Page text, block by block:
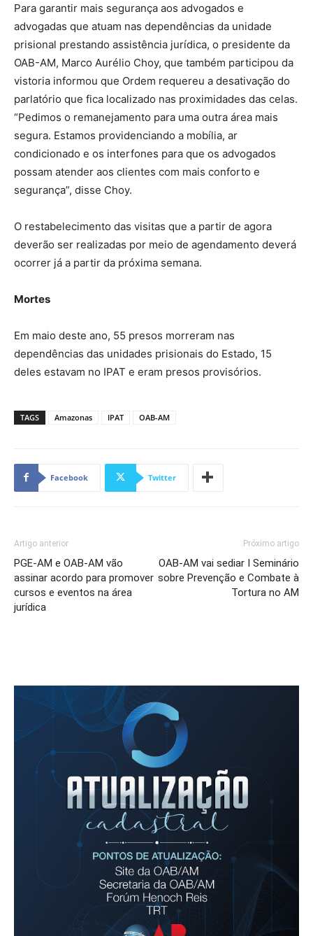
Para garantir mais segurança aos advogados e
advogadas que atuam nas dependências da unidade
prisional prestando assistência jurídica, o presidente da
OAB-AM, Marco Aurélio Choy, que também participou da
vistoria informou que Ordem requereu a desativação do
parlatório que fica localizado nas proximidades das celas.
“Pedimos o remanejamento para uma outra área mais
segura. Estamos providenciando a mobília, ar
condicionado e os interfones para que os advogados
possam atender aos clientes com mais conforto e
segurança”, disse Choy.
O restabelecimento das visitas que a partir de agora
deverão ser realizadas por meio de agendamento deverá
ocorrer já a partir da próxima semana.
Mortes
Em maio deste ano, 55 presos morreram nas
dependências das unidades prisionais do Estado, 15
deles estavam no IPAT e eram presos provisórios.
TAGS Amazonas IPAT OAB-AM
Facebook Twitter
Artigo anterior
PGE-AM e OAB-AM vão
assinar acordo para promover
cursos e eventos na área
jurídica
Próximo artigo
OAB-AM vai sediar I Seminário
sobre Prevenção e Combate à
Tortura no AM